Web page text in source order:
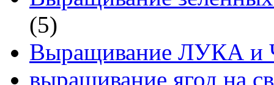
(5)
Выращивание ЛУКА
выращивание ягод на